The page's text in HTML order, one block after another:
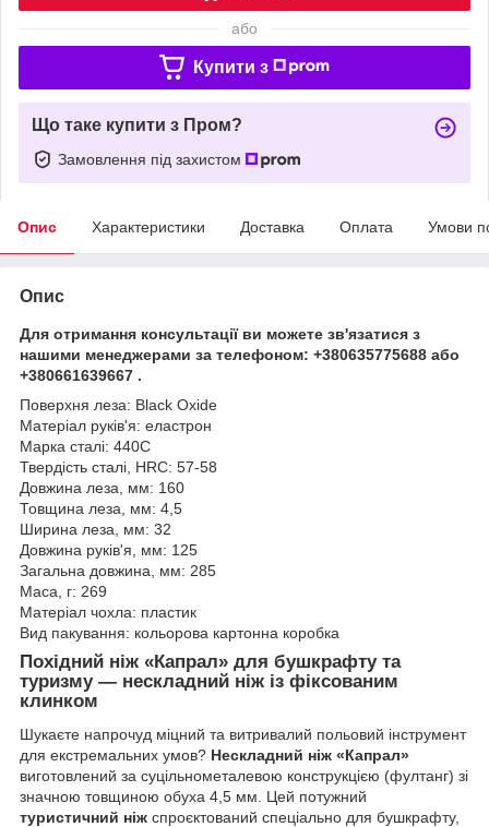
або
Купити з
Що таке купити з Пром?
Замовлення під захистом
Опис Характеристики Доставка Оплата Умови
Опис
Для отримання консультації ви можете зв'язатися з
нашими менеджерами за телефоном: +380635775688 або
+380661639667 .
Поверхня леза: Black Oxide
Матеріал руків'я: еластрон
Марка сталі: 440C
Твердість сталі, HRC: 57-58
Довжина леза, мм: 160
Товщина леза, мм: 4,5
Ширина леза, мм: 32
Довжина руків'я, мм: 125
Загальна довжина, мм: 285
Маса, г: 269
Матеріал чохла: пластик
Вид пакування: кольорова картонна коробка
Похідний ніж «Капрал» для бушкрафту та
туризму — нескладний ніж із фіксованим
клинком
Шукаєте напрочуд міцний та витривалий польовий інструмент
для екстремальних умов? Нескладний ніж «Капрал»
виготовлений за суцільнометалевою конструкцією (фултанг) зі
значною товщиною обуха 4,5 мм. Цей потужний
туристичний ніж спроєктований спеціально для бушкрафту,